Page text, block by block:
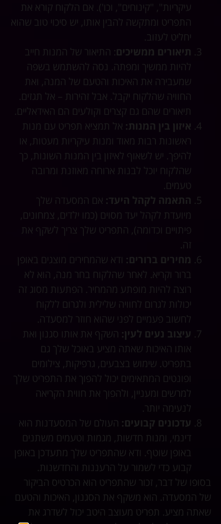
עיקריות", "קינוחים", וכו'). אם הלקוח קורא את
התפריט ומתקשה להבין אותו, יש סיכוי טוב שהוא
יחליט לעזוב.
תיאורים ממשיכים: התיאור של המנות חייב
להיות ממשיך ומפתה. נסה להשתמש בשפה
שמעבירה את האיכות והטעם של המנה, ואת
החוויה שהלקוח יקבל. אבל זהירות – אל תגזים.
תיאורים שהם גם קצרים וקולעים הם האידאליים.
איזון בין המנות: אל תמציא תפריט עם מנות
ראשונות רבות מאוד ומנות עיקריות מעטות, או
להיפך. יש לשאוף לאיזון בין המנות השונות, כך
שהלקוח יוכל לבנות ארוחה מאוזנת ומרובה
טעמים.
התאמה לקהל היעד: אם המסעדה שלך
מיועדת לקהל יעד מסוים (כמו ילדים, צמחונים,
פיתויים וכדומה), התפריט שלך צריך לשקף את
זה.
מחירים ברורים: ודא שהמחירים מוצגים באופן
ברור וקריא. לאחר שהלקוח בחר מנה, הוא לא
רוצה להיות מופתע מהמחיר. הפתעות מסוג זה
יכולות לגרום לחוויה שלילית ולגרום ללקוח
לחשוב פעמיים לפני שהוא חוזר למסעדה.
עיצוב נעים לעין: השקף את אותו סגנון ואת
אותו האיכות שאתה מציע באוכל שלך גם
בתפריט. שימוש בצבעים, גרפיקות, צילומים
ופונטים המתאימים יכול להפוך את התפריט שלך
למרשים ומעניין, ולהפוך את חווית הקריאה
לנעימה יותר.
עדכונים קבועים: העולם של המסעדנות הוא
דינמי, ומנות חדשות, מגמות וטעמים משתנים
באופן שוטף. ודא שהתפריט שלך מתעדכן באופן
קבוע כדי לשמור על הרעננות והחדשנות.
בסופו של דבר, זכור שהתפריט הוא הכרטיס הביקור
של המסעדה. הוא משקף את הסגנון, האיכות והטעם
שאתה מציע. תפריט מעוצב היטב יכול לשדרג את